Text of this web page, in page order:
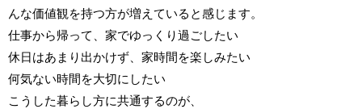
んな価値観を持つ方が増えていると感じます。
仕事から帰って、家でゆっくり過ごしたい
休日はあまり出かけず、家時間を楽しみたい
何気ない時間を大切にしたい
こうした暮らし方に共通するのが、